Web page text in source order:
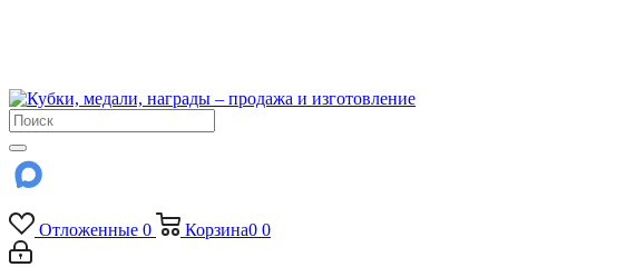
Отложенные 0 Корзина0 0